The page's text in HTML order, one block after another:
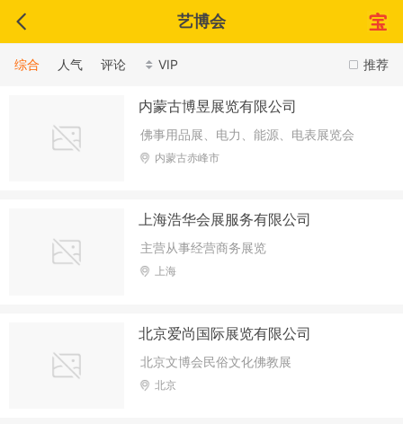
艺博会
推荐
综合 人气 评论 VIP
内蒙古博昱展览有限公司
佛事用品展、电力、能源、电表展览会
内蒙古赤峰市
上海浩华会展服务有限公司
主营从事经营商务展览
上海
北京爱尚国际展览有限公司
北京文博会民俗文化佛教展
北京